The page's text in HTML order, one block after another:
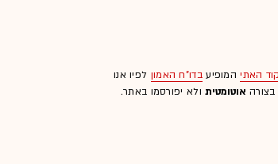
קוד האתיהמופיעבדו"ח האמון לפיו אנו
בצורה אוטומטיתולא יפורסמו באתר.